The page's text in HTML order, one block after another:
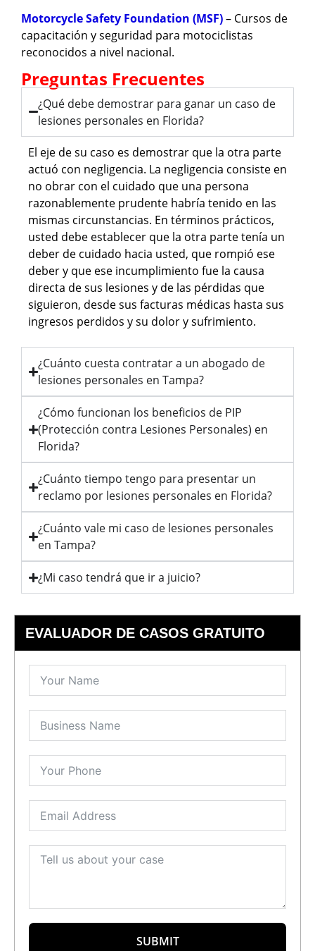
Motorcycle Safety Foundation (MSF)– Cursos de
capacitación y seguridad para motociclistas
reconocidos a nivel nacional.
Preguntas Frecuentes
¿Qué debe demostrar para ganar un caso de
lesiones personales en Florida?
El eje de su caso es demostrar que la otra parte
actuó con negligencia. La negligencia consiste en
no obrar con el cuidado que una persona
razonablemente prudente habría tenido en las
mismas circunstancias. En términos prácticos,
usted debe establecer que la otra parte tenía un
deber de cuidado hacia usted, que rompió ese
deber y que ese incumplimiento fue la causa
directa de sus lesiones y de las pérdidas que
siguieron, desde sus facturas médicas hasta sus
ingresos perdidos y su dolor y sufrimiento.
¿Cuánto cuesta contratar a un abogado de
lesiones personales en Tampa?
¿Cómo funcionan los beneficios de PIP
(Protección contra Lesiones Personales) en
Florida?
¿Cuánto tiempo tengo para presentar un
reclamo por lesiones personales en Florida?
¿Cuánto vale mi caso de lesiones personales
en Tampa?
¿Mi caso tendrá que ir a juicio?
EVALUADOR DE CASOS GRATUITO
SUBMIT